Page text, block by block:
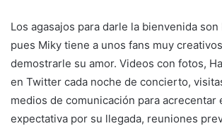
Los agasajos para darle la bienvenida
pues Miky tiene a unos fans muy
demostrarle su amor. Videos con fotos,
en Twitter cada noche de concierto,
medios de comunicación para acrecentar
expectativa por su llegada, reuniones